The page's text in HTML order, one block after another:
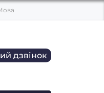
дзвінок